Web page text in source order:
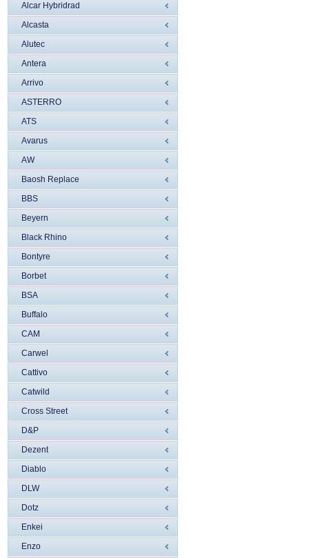
Alcar Hybridrad
Alcasta
Alutec
Antera
Arrivo
ASTERRO
ATS
Avarus
AW
Baosh Replace
BBS
Beyern
Black Rhino
Bontyre
Borbet
BSA
Buffalo
CAM
Carwel
Cattivo
Catwild
Cross Street
D&P
Dezent
Diablo
DLW
Dotz
Enkei
Enzo